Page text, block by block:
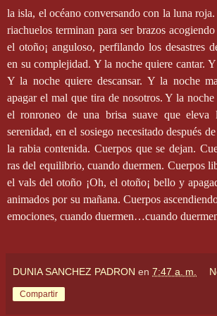
la isla, el océano conversando con la luna
riachuelos terminan para ser brazos
el otoño¡ anguloso, perfilando los desastres
en su complejidad. Y la noche quiere cantar.
Y la noche quiere descansar. Y la noche
apagar el mal que tira de nosotros. Y la
el ronroneo de una brisa suave que eleva
serenidad, en el sosiego necesitado después
la rabia contenida. Cuerpos que se dejan.
ras del equilibrio, cuando duermen. Cuerpos
el vals del otoño ¡Oh, el otoño¡ bello y
animados por su mañana. Cuerpos
emociones, cuando duermen…cuando
DUNIA SANCHEZ PADRON en 7:47 a. m.
Compartir